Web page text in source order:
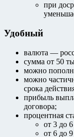
при
Удобный
валюта —
сумма от 50
можно
можно
срока
прибыль
договора;
процентная
от 3 до
от 6 до